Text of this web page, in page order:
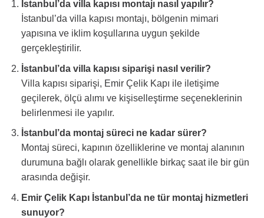
İstanbul’da villa kapısı montajı nasıl yapılır?
İstanbul’da villa kapısı montajı, bölgenin mimari
yapısına ve iklim koşullarına uygun şekilde
gerçekleştirilir.
İstanbul’da villa kapısı siparişi nasıl verilir?
Villa kapısı siparişi, Emir Çelik Kapı ile iletişime
geçilerek, ölçü alımı ve kişiselleştirme seçeneklerinin
belirlenmesi ile yapılır.
İstanbul’da montaj süreci ne kadar sürer?
Montaj süreci, kapının özelliklerine ve montaj alanının
durumuna bağlı olarak genellikle birkaç saat ile bir gün
arasında değişir.
Emir Çelik Kapı İstanbul’da ne tür montaj hizmetleri
sunuyor?